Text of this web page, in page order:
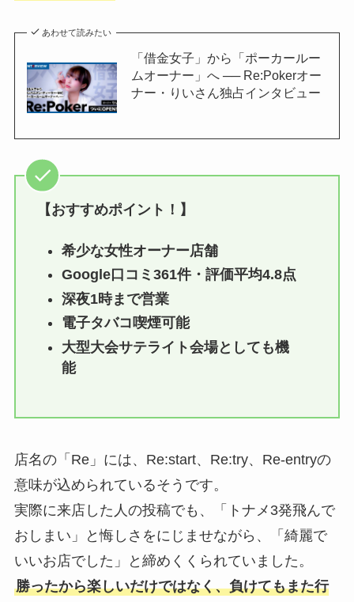
あわせて読みたい
「借金女子」から「ポーカールー
ムオーナー」へ ── Re:Pokerオー
ナー・りいさん独占インタビュー
【おすすめポイント！】
希少な女性オーナー店舗
Google口コミ361件・評価平均4.8点
深夜1時まで営業
電子タバコ喫煙可能
大型大会サテライト会場としても機
能
店名の「Re」には、Re:start、Re:try、Re-entryの
意味が込められているそうです。
実際に来店した人の投稿でも、「トナメ3発飛んで
おしまい」と悔しさをにじませながら、「綺麗で
いいお店でした」と締めくくられていました。
勝ったから楽しいだけではなく、負けてもまた行